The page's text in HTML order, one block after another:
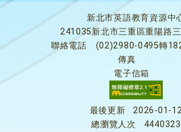
新北市英語教育資源中
241035新北市三重區重陽路
聯絡電話
(02)2980-0495轉
傳真
電子信箱
最後更新
2026-01-
總瀏覽人次
4440323